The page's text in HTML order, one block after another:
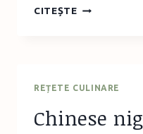
CITEȘTEIDEI
REȚETE CULINARE
Chinese